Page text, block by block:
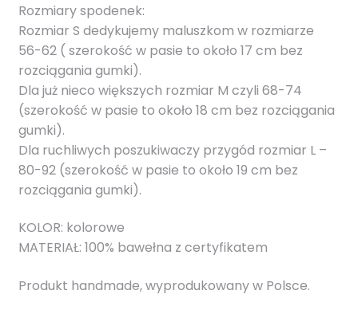
Rozmiary spodenek:
Rozmiar S dedykujemy maluszkom w rozmiarze
56-62 ( szerokość w pasie to około 17 cm bez
rozciągania gumki).
Dla już nieco większych rozmiar M czyli 68-74
(szerokość w pasie to około 18 cm bez rozciągania
gumki).
Dla ruchliwych poszukiwaczy przygód rozmiar L –
80-92 (szerokość w pasie to około 19 cm bez
rozciągania gumki).
KOLOR: kolorowe
MATERIAŁ: 100% bawełna z certyfikatem
Produkt handmade, wyprodukowany w Polsce.